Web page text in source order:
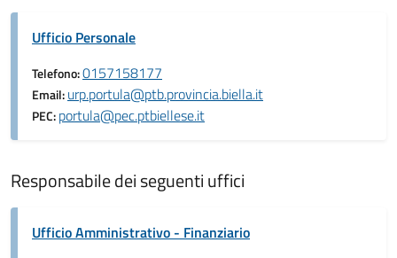
Ufficio Personale
Telefono:0157158177
Email:urp.portula@ptb.provincia.biella.it
PEC:portula@pec.ptbiellese.it
Responsabile dei seguenti uffici
Ufficio Amministrativo - Finanziario